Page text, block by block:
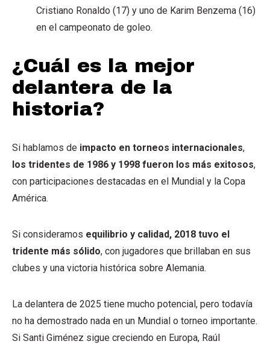
Cristiano Ronaldo (17) y uno de Karim Benzema (16)
en el campeonato de goleo.
¿Cuál es la mejor
delantera de la
historia?
Si hablamos de impacto en torneos internacionales,
los tridentes de 1986 y 1998 fueron los más exitosos,
con participaciones destacadas en el Mundial y la Copa
América.
Si consideramos equilibrio y calidad, 2018 tuvo el
tridente más sólido, con jugadores que brillaban en sus
clubes y una victoria histórica sobre Alemania.
La delantera de 2025 tiene mucho potencial, pero todavía
no ha demostrado nada en un Mundial o torneo importante.
Si Santi Giménez sigue creciendo en Europa, Raúl